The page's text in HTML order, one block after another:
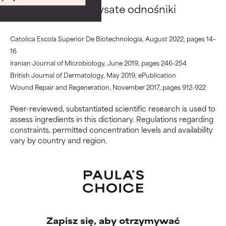
Saccharomyces Lysate odnośniki
Catolica Escola Superior De Biotechnologia, August 2022, pages 14–
16
Iranian Journal of Microbiology, June 2019, pages 246-254
British Journal of Dermatology, May 2019, ePublication
Wound Repair and Regeneration, November 2017, pages 912-922
Peer-reviewed, substantiated scientific research is used to
assess ingredients in this dictionary. Regulations regarding
constraints, permitted concentration levels and availability
vary by country and region.
połączeniu z innymi
problematycznymi składnikami.
WORST
Może powodować
podrażnienie, stan zapalny,
suchość itp. Może przynosić
korzyści w niektórych
udowodniono, że wyrządza
więcej szkody niż pożytku.
BRAK OCENY
składnika, ponieważ nie
mieliśmy okazji przeanalizować
badań na jego temat.
połączeniu z innymi
problematycznymi składnikami.
WORST
Może powodować
podrażnienie, stan zapalny,
suchość itp. Może przynosić
korzyści w niektórych
udowodniono, że wyrządza
więcej szkody niż pożytku.
BRAK OCENY
składnika, ponieważ nie
mieliśmy okazji przeanalizować
badań na jego temat.
Zapisz się, aby otrzymywać